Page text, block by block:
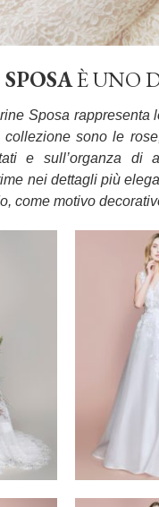
SPOSAÈ UNO
Sposa rappresenta
sono le
e sull’organza
nei dettagli più
come motivo